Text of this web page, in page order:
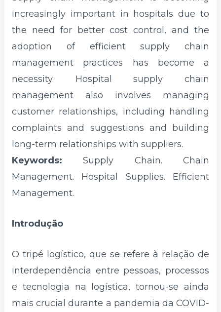
increasingly important in hospitals due to
the need for better cost control, and the
adoption of efficient supply chain
management practices has become a
necessity. Hospital supply chain
management also involves managing
customer relationships, including handling
complaints and suggestions and building
long-term relationships with suppliers.
Keywords: Supply Chain. Chain
Management. Hospital Supplies. Efficient
Management.
Introdução
O tripé logístico, que se refere à relação de
interdependência entre pessoas, processos
e tecnologia na logística, tornou-se ainda
mais crucial durante a pandemia da COVID-